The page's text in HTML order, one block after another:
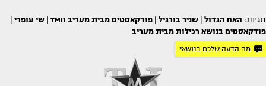
תגיות: האח הגדול שניר בורגיל פודקאסטים מבית מעריב וTMI שי עופרי
פודקאסטים בנושא רכילות מבית מעריב
מה הדעה שלכם בנושא?